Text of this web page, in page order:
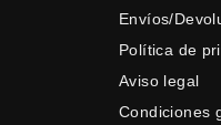
Envíos/
Política de
Aviso legal
Condiciones